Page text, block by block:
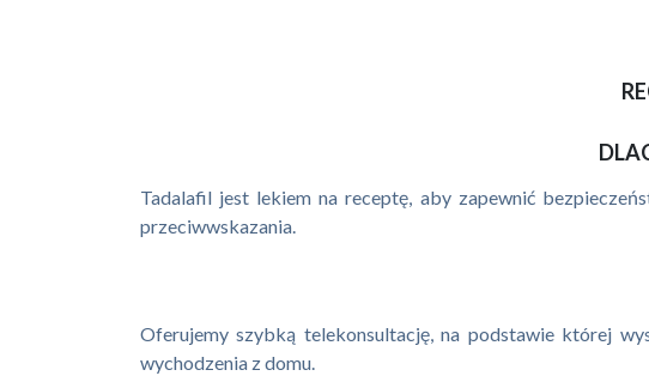
Tadalafil jest lekiem na receptę, aby zapewnić
przeciwwskazania.
Oferujemy szybką telekonsultację, na podstawie której
wychodzenia z domu.